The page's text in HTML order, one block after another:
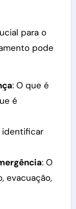
para o
pode
: O que é
é
identificar
: O
evacuação,